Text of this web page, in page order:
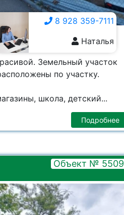
8 928 359-7111
Наталья
8 928 359-7111
Земельный участок
по участку.
школа, детский...
Подробнее
Объект № 5509